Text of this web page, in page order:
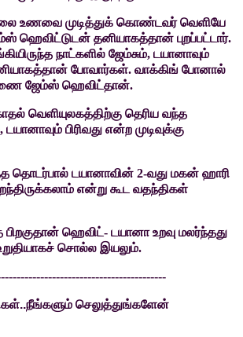
உணவை முடித்துக் கொண்டவர் வெளியே
ஹெவிட்டுடன் தனியாகத்தான் புறப்பட்டார்.
நாட்களில் ஜேம்சும், டயானாவும்
போவார்கள். வாக்கிங் போனால்
ஜேம்ஸ் ஹெவிட்தான்.
வெளியுலகத்திற்கு தெரிய வந்த
, டயானாவும் பிரிவது என்ற முடிவுக்கு
தொடர்பால் டயானாவின் 2-வது மகன் ஹாரி
என்று கூட வதந்திகள்
ஹெவிட்- டயானா உறவு மலர்ந்தது
சொல்ல இயலும்.
செலுத்துங்களேன்